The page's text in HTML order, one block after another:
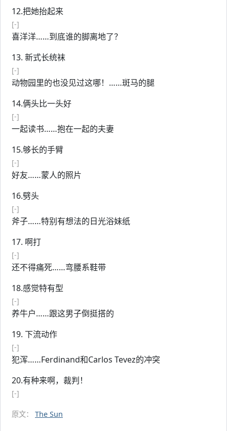
12.把她抬起来
[-]
喜洋洋……到底谁的脚离地了？
13. 新式长统袜
[-]
动物园里的也没见过这哪！……斑马的腿
14.俩头比一头好
[-]
一起读书……抱在一起的夫妻
15.够长的手臂
[-]
好友……蒙人的照片
16.劈头
[-]
斧子……特别有想法的日光浴妹纸
17. 啊打
[-]
还不得痛死……弯腰系鞋带
18.感觉特有型
[-]
养牛户……跟这男子倒挺搭的
19. 下流动作
[-]
犯浑……Ferdinand和Carlos Tevez的冲突
20.有种来啊，裁判！
[-]
原文： The Sun